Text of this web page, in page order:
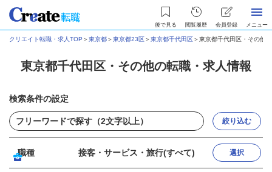
後で見る 閲覧履歴 会員登録 メニュー
クリエイト転職・求人TOP ＞東京都＞東京都23区＞東京都千代田区＞東京都千代田区・その他
東京都千代田区・その他の転職・求人情報
検索条件の設定
絞り込む
職種 接客・サービス・旅行(すべて) 選択